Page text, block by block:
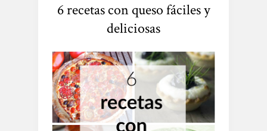
6 recetas con queso fáciles y
deliciosas